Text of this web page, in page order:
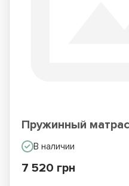
Пружинный
В наличии
7 520 грн